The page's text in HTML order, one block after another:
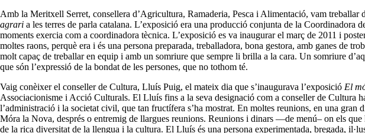
Amb la Meritxell Serret, consellera d’Agricultura, Ramaderia, Pesca i Alimentació, vam treballar
agrari a les terres de parla catalana. L’exposició era una producció conjunta de la
moments exercia com a coordinadora tècnica. L’exposició es va inaugurar el març de 2011 i
moltes raons, perquè era i és una persona preparada, treballadora, bona gestora, amb ganes de
molt capaç de treballar en equip i amb un somriure que sempre li brilla a la cara. Un somriure
que són l’expressió de la bondat de les persones, que no tothom té.
Vaig conèixer el conseller de Cultura, Lluís Puig, el mateix dia que s’inaugurava l’exposició El
Associacionisme i Acció Culturals. El Lluís fins a la seva designació com a conseller de Cultura
l’administració i la societat civil, que tan fructífera s’ha mostrat. En moltes reunions, en una
Móra la Nova, després o entremig de llargues reunions. Reunions i dinars —de menú– on els
de la rica diversitat de la llengua i la cultura. El Lluís és una persona experimentada, bregada,